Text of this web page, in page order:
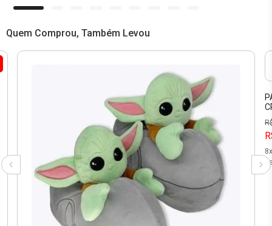
Quem Comprou, Também Levou
8